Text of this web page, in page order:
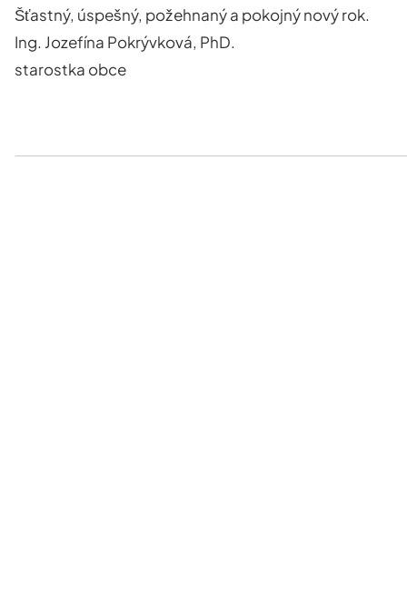
Šťastný, úspešný, požehnaný a pokojný nový rok.
Ing. Jozefína Pokrývková, PhD.
starostka obce